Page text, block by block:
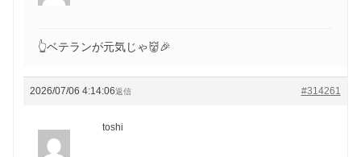
👆ベテランが元気じゃ👹🎉
2026/07/06 4:14:06 #314261
返信
toshi